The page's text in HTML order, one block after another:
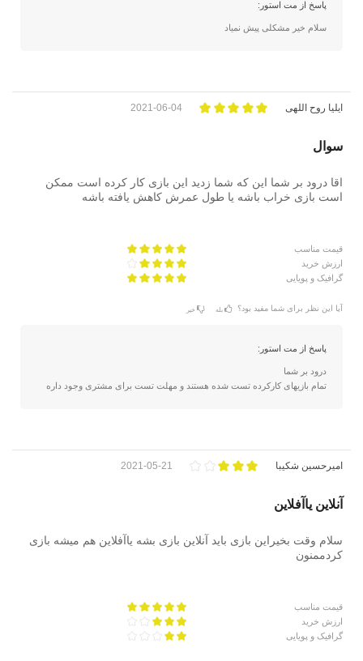
پاسخ از مت استور:
سلام خیر مشکلی پیش نمیاد
ایلیا روح اللهی 2021-06-04
سوال
اقا درود بر شما این که شما زدید این بازی کار کرده است ممکن
است بازی خراب باشه یا طول عمرش کاهش یافته باشه
قیمت مناسب
ارزش خرید
گرافیک و پویایی
آیا این نظر برای شما مفید بود؟ بله خیر
پاسخ از مت استور:
درود بر شما
تمام بازیهای کارکرده تست شده هستند و مهلت تست برای مشتری وجود داره
امیرحسین شکیبا 2021-05-21
آنلاین یاآفلاین
سلام وقت بخیراین بازی باید آنلاین بازی بشه یاآفلاین هم میشه بازی
کردممنون
قیمت مناسب
ارزش خرید
گرافیک و پویایی